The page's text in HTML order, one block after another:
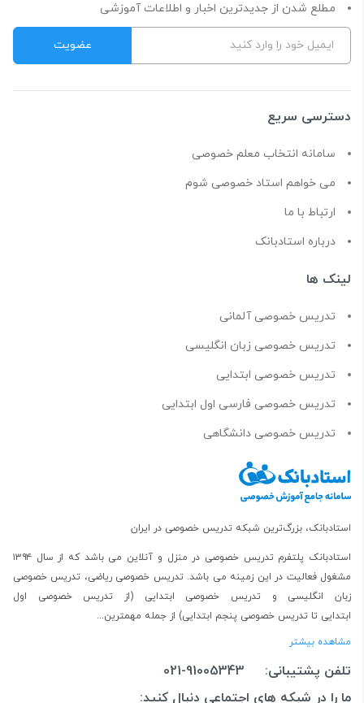
مطلع شدن از جدیدترین اخبار و اطلاعات آموزشی
دسترسی سریع
سامانه انتخاب معلم خصوصی
می خواهم استاد خصوصی شوم
ارتباط با ما
درباره استادبانک
لینک ها
تدریس خصوصی آلمانی
تدریس خصوصی زبان انگلیسی
تدریس خصوصی ابتدایی
تدریس خصوصی فارسی اول ابتدایی
تدریس خصوصی دانشگاهی
استادبانک، بزرگ‌ترین شبکه تدریس خصوصی در ایران
استادبانک پلتفرم تدریس خصوصی در منزل و آنلاین
می باشد که از سال ۱۳۹۴
مشغول فعالیت در این زمینه می باشد.تدریس خصوصی ریاضی، تدریس خصوصی
زبان انگلیسی و تدریس خصوصی ابتدایی (از
تدریس خصوصی اول
ابتدایی تا تدریس خصوصی پنجم ابتدایی) از جمله مهمترین...
مشاهده بیشتر
تلفن پشتیبانی:
021-91005343
ما را در شبکه های اجتماعی دنبال کنید: